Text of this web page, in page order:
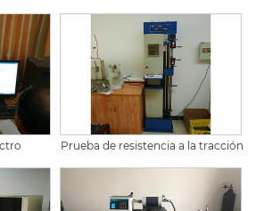
Prueba de resistencia a la tracción